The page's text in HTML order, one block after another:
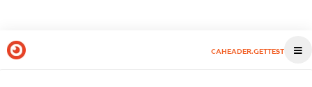
CAHEADER.GETTEST